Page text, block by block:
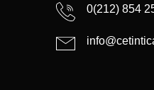
0(212) 854